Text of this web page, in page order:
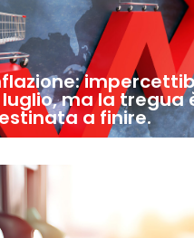
ma la tregua
a finire.